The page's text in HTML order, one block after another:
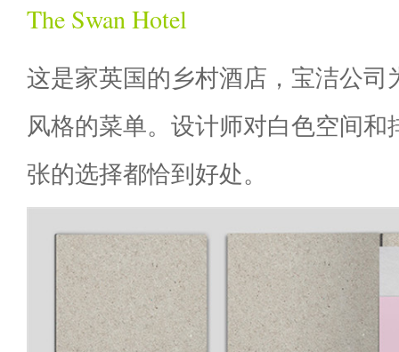
The Swan Hotel
这是家英国的乡村酒店，宝洁公司
风格的菜单。设计师对白色空间和
张的选择都恰到好处。